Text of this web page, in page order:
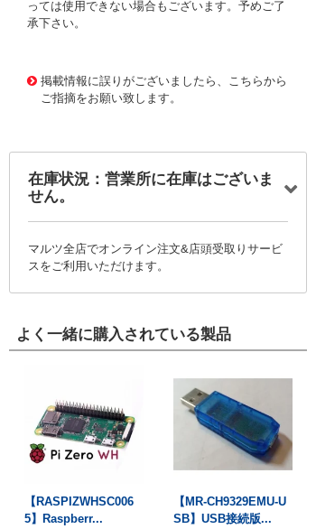
っては使用できない場合もございます。予めご了
承下さい。
掲載情報に誤りがございましたら、こちらから
ご指摘をお願い致します。
在庫状況：営業所に在庫はございま
せん。
マルツ全店でオンライン注文&店頭受取りサービ
スをご利用いただけます。
よく一緒に購入されている製品
【RASPIZWHSC006
5】Raspberr...
【MR-CH9329EMU-U
SB】USB接続版...